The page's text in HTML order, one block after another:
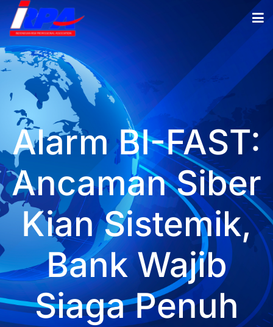
Alarm BI-FAST:
Ancaman Siber
Kian Sistemik,
Bank Wajib
Siaga Penuh